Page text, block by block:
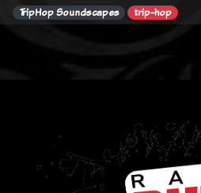
TripHop Soundscapes trip-hop